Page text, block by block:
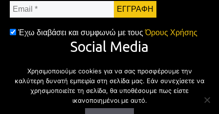
Email
*
Έχω διαβάσει και συμφωνώ με τουςΌρους Χρήσης
Social Media
FacebookTwitter Instagram
Χρησιμοποιούμε cookies για να σας προσφέρουμε την
καλύτερη δυνατή εμπειρία στη σελίδα μας. Εάν συνεχίσετε να
χρησιμοποιείτε τη σελίδα, θα υποθέσουμε πως είστε
ικανοποιημένοι με αυτό.